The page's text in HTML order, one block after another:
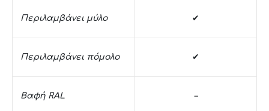
Περιλαμβάνει μύλο ✔
Περιλαμβάνει πόμολο ✔
Βαφή RAL –